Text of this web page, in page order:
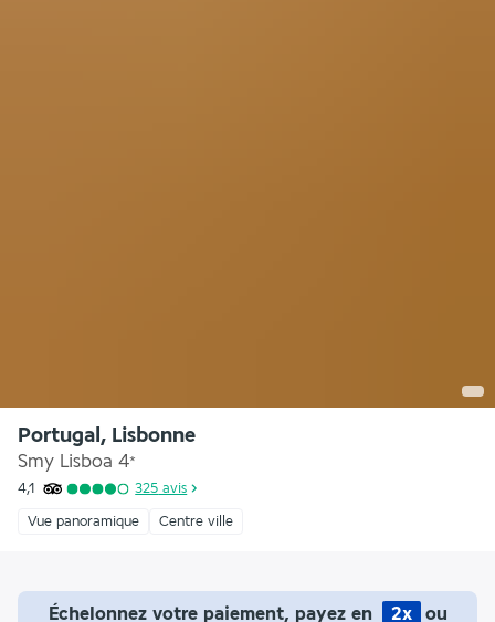
Portugal, Lisbonne
Smy Lisboa 4*
4,1 325 avis
Vue panoramique Centre ville
Échelonnez votre paiement, payez en 2x ou